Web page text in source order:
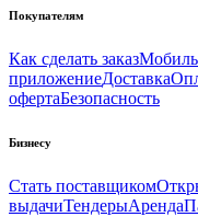
Покупателям
Как сделать заказ
приложениеДоставка
офертаБезопасность
Бизнесу
Стать поставщиком
выдачиТендерыАренда